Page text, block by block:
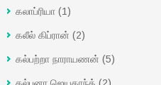
கலாப்ரியா (1)
கலீல் கிப்ரான் (2)
கல்பற்றா நாராயணன் (5)
கல்பனா ஜெயகாந்த் (2)